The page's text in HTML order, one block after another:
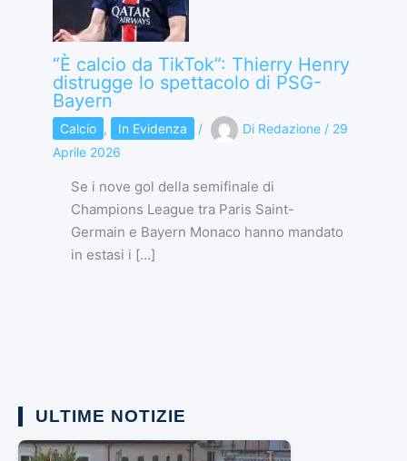
“È calcio da TikTok”: Thierry Henry
distrugge lo spettacolo di PSG-
Bayern
Calcio , In Evidenza / Di Redazione / 29
Aprile 2026
Se i nove gol della semifinale di
Champions League tra Paris Saint-
Germain e Bayern Monaco hanno mandato
in estasi i […]
ULTIME NOTIZIE